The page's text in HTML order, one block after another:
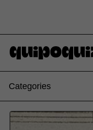
Categories